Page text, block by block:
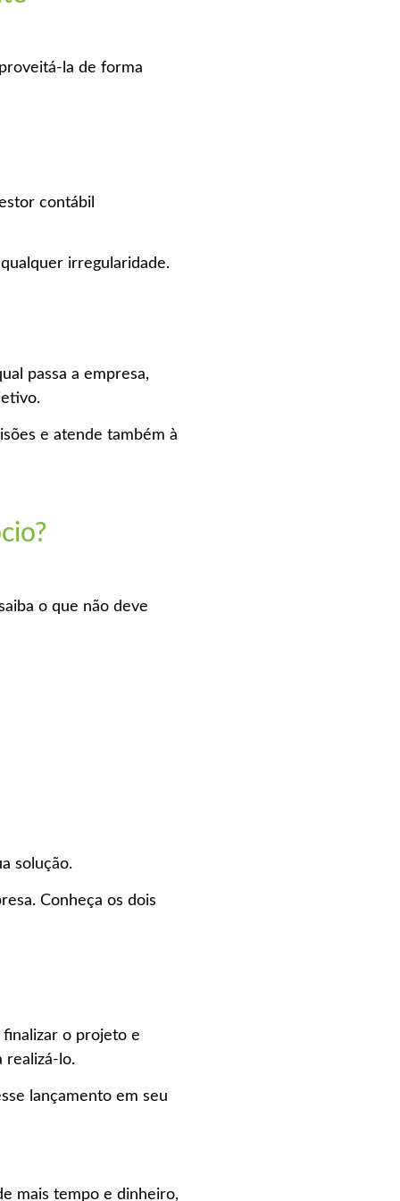
la de forma
contábil
irregularidade.
passa a empresa,
e atende também à
o que não deve
solução.
Conheça os dois
o projeto e
realizá-lo.
lançamento em seu
mais tempo e dinheiro,